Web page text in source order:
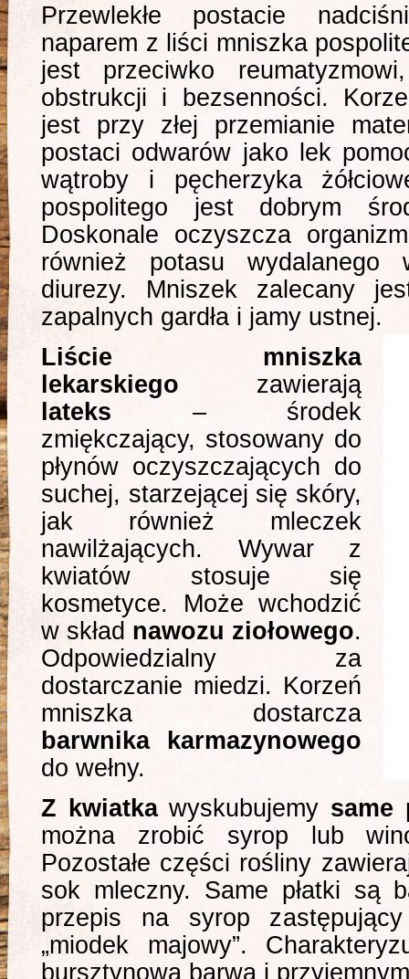
Przewlekłe postacie
naparem z liści mniszka
jest przeciwko
obstrukcji i bezsenności.
jest przy złej przemianie
postaci odwarów jako lek
wątroby i pęcherzyka
pospolitego jest dobrym
Doskonale oczyszcza
również potasu wydalanego
diurezy. Mniszek zalecany
zapalnych gardła i jamy ustnej.
Liście mniszka
lekarskiego zawierają
lateks – środek
zmiękczający, stosowany do
płynów oczyszczających do
suchej, starzejącej się skóry,
jak również mleczek
nawilżających. Wywar z
kwiatów stosuje się
kosmetyce. Może wchodzić
w skład nawozu ziołowego.
Odpowiedzialny za
dostarczanie miedzi. Korzeń
mniszka dostarcza
barwnika karmazynowego
do wełny.
Z kwiatkawyskubujemy same
można zrobić syrop lub
Pozostałe części rośliny
sok mleczny. Same płatki są
przepis na syrop
„miodek majowy”.
bursztynową barwą i